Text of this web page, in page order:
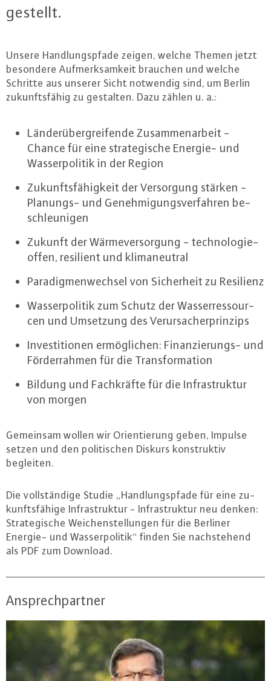
gestellt.
Unsere Hand­lungs­pfa­de zeigen, welche Themen jetzt
besondere Auf­merk­sam­keit brauchen und welche
Schritte aus unserer Sicht notwendig sind, um Berlin
zu­kunfts­fä­hig zu gestalten. Dazu zählen u. a.:
Län­der­über­grei­fen­de Zu­sam­men­ar­beit -
Chance für eine stra­te­gi­sche Energie- und
Was­ser­po­li­tik in der Region
Zu­kunfts­fä­hig­keit der Ver­sor­gung stärken -
Planungs- und Ge­neh­mi­gungs­ver­fah­ren be­
schleu­ni­gen
Zukunft der Wär­me­ver­sor­gung - tech­no­lo­gie­
of­fen, resilient und kli­ma­neu­tral
Pa­ra­dig­men­wech­sel von Si­cher­heit zu Resilienz
Was­ser­po­li­tik zum Schutz der Was­ser­res­sour­
cen und Umsetzung des Ver­ur­sa­cher­prin­zips
In­ves­ti­tio­nen er­mög­li­chen: Fi­nan­zie­rungs- und
För­der­rah­men für die Trans­for­ma­ti­on
Bildung und Fach­kräf­te für die In­fra­struk­tur
von morgen
Gemeinsam wollen wir Ori­en­tie­rung geben, Impulse
setzen und den po­li­ti­schen Diskurs kon­struk­tiv
begleiten.
Die voll­stän­di­ge Studie „Hand­lungs­pfa­de für eine zu­
kunfts­fä­hi­ge In­fra­struk­tur - In­fra­struk­tur neu denken:
Stra­te­gi­sche Wei­chen­stel­lun­gen für die Berliner
Energie- und Was­ser­po­li­tik“ finden Sie nach­ste­hend
als PDF zum Download.
Ansprechpartner